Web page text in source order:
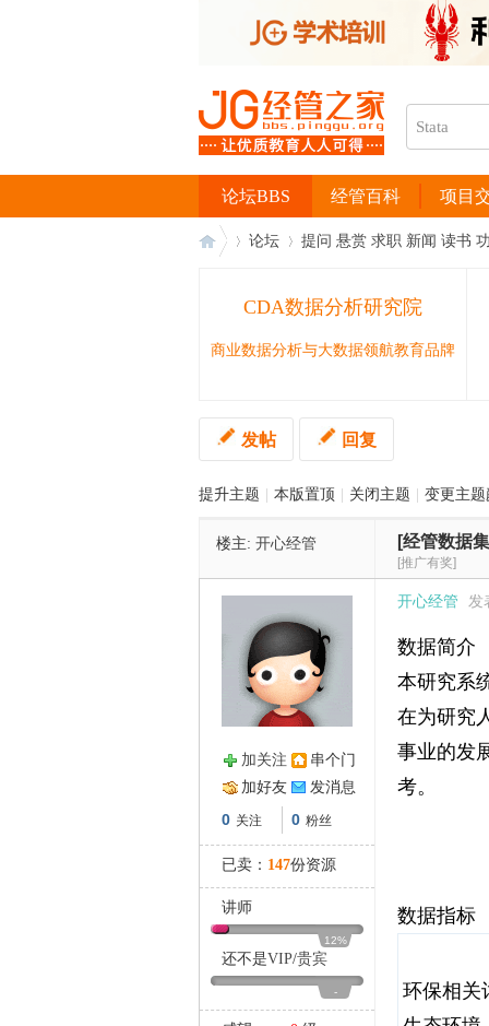
经管百科 项目
论坛BBS
家
论坛 提问 悬赏 求职 新闻 读书
CDA数据分析研究院
商业数据分析与大数据领航教育品牌
发帖 回复
提升主题 本版置顶 关闭主题 变更主题
楼主: 开心经管 [经管数据
[推广有奖]
加关注
串个门
加好友
发消息
0 关注 0 粉丝
已卖： 147份资源
讲师
12%
还不是VIP/贵宾
-
开心经管 发
数据简介
本研究系
在为研究
事业的发
考。
数据指标
环保相关